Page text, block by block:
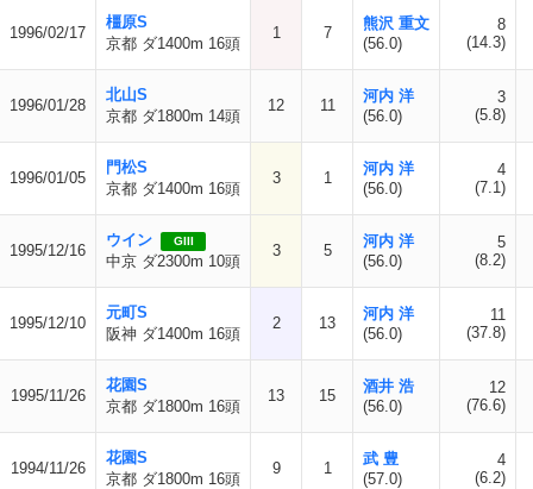
1996/02/17
橿原S
京都 ダ1400m 16頭
1 7
熊沢 重文
(56.0)
8
(14.3)
1996/01/28
北山S
京都 ダ1800m 14頭
12 11
河内 洋
(56.0)
3
(5.8)
1996/01/05
門松S
京都 ダ1400m 16頭
3 1
河内 洋
(56.0)
4
(7.1)
1995/12/16
ウイン GIII
中京 ダ2300m 10頭
3 5
河内 洋
(56.0)
5
(8.2)
1995/12/10
元町S
阪神 ダ1400m 16頭
2 13
河内 洋
(56.0)
11
(37.8)
1995/11/26
花園S
京都 ダ1800m 16頭
13 15
酒井 浩
(56.0)
12
(76.6)
1994/11/26
花園S
京都 ダ1800m 16頭
9 1
武 豊
(57.0)
4
(6.2)